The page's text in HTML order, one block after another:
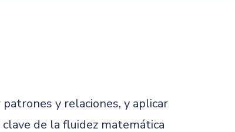
y relaciones, y aplicar
de la fluidez matemática